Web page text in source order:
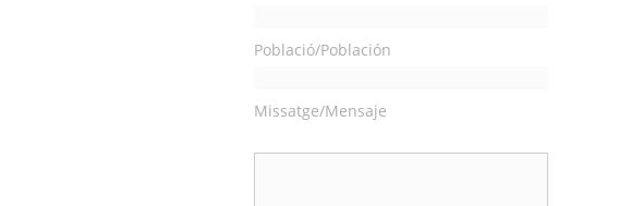
Població/Población
Missatge/Mensaje